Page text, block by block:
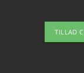
TILLAD